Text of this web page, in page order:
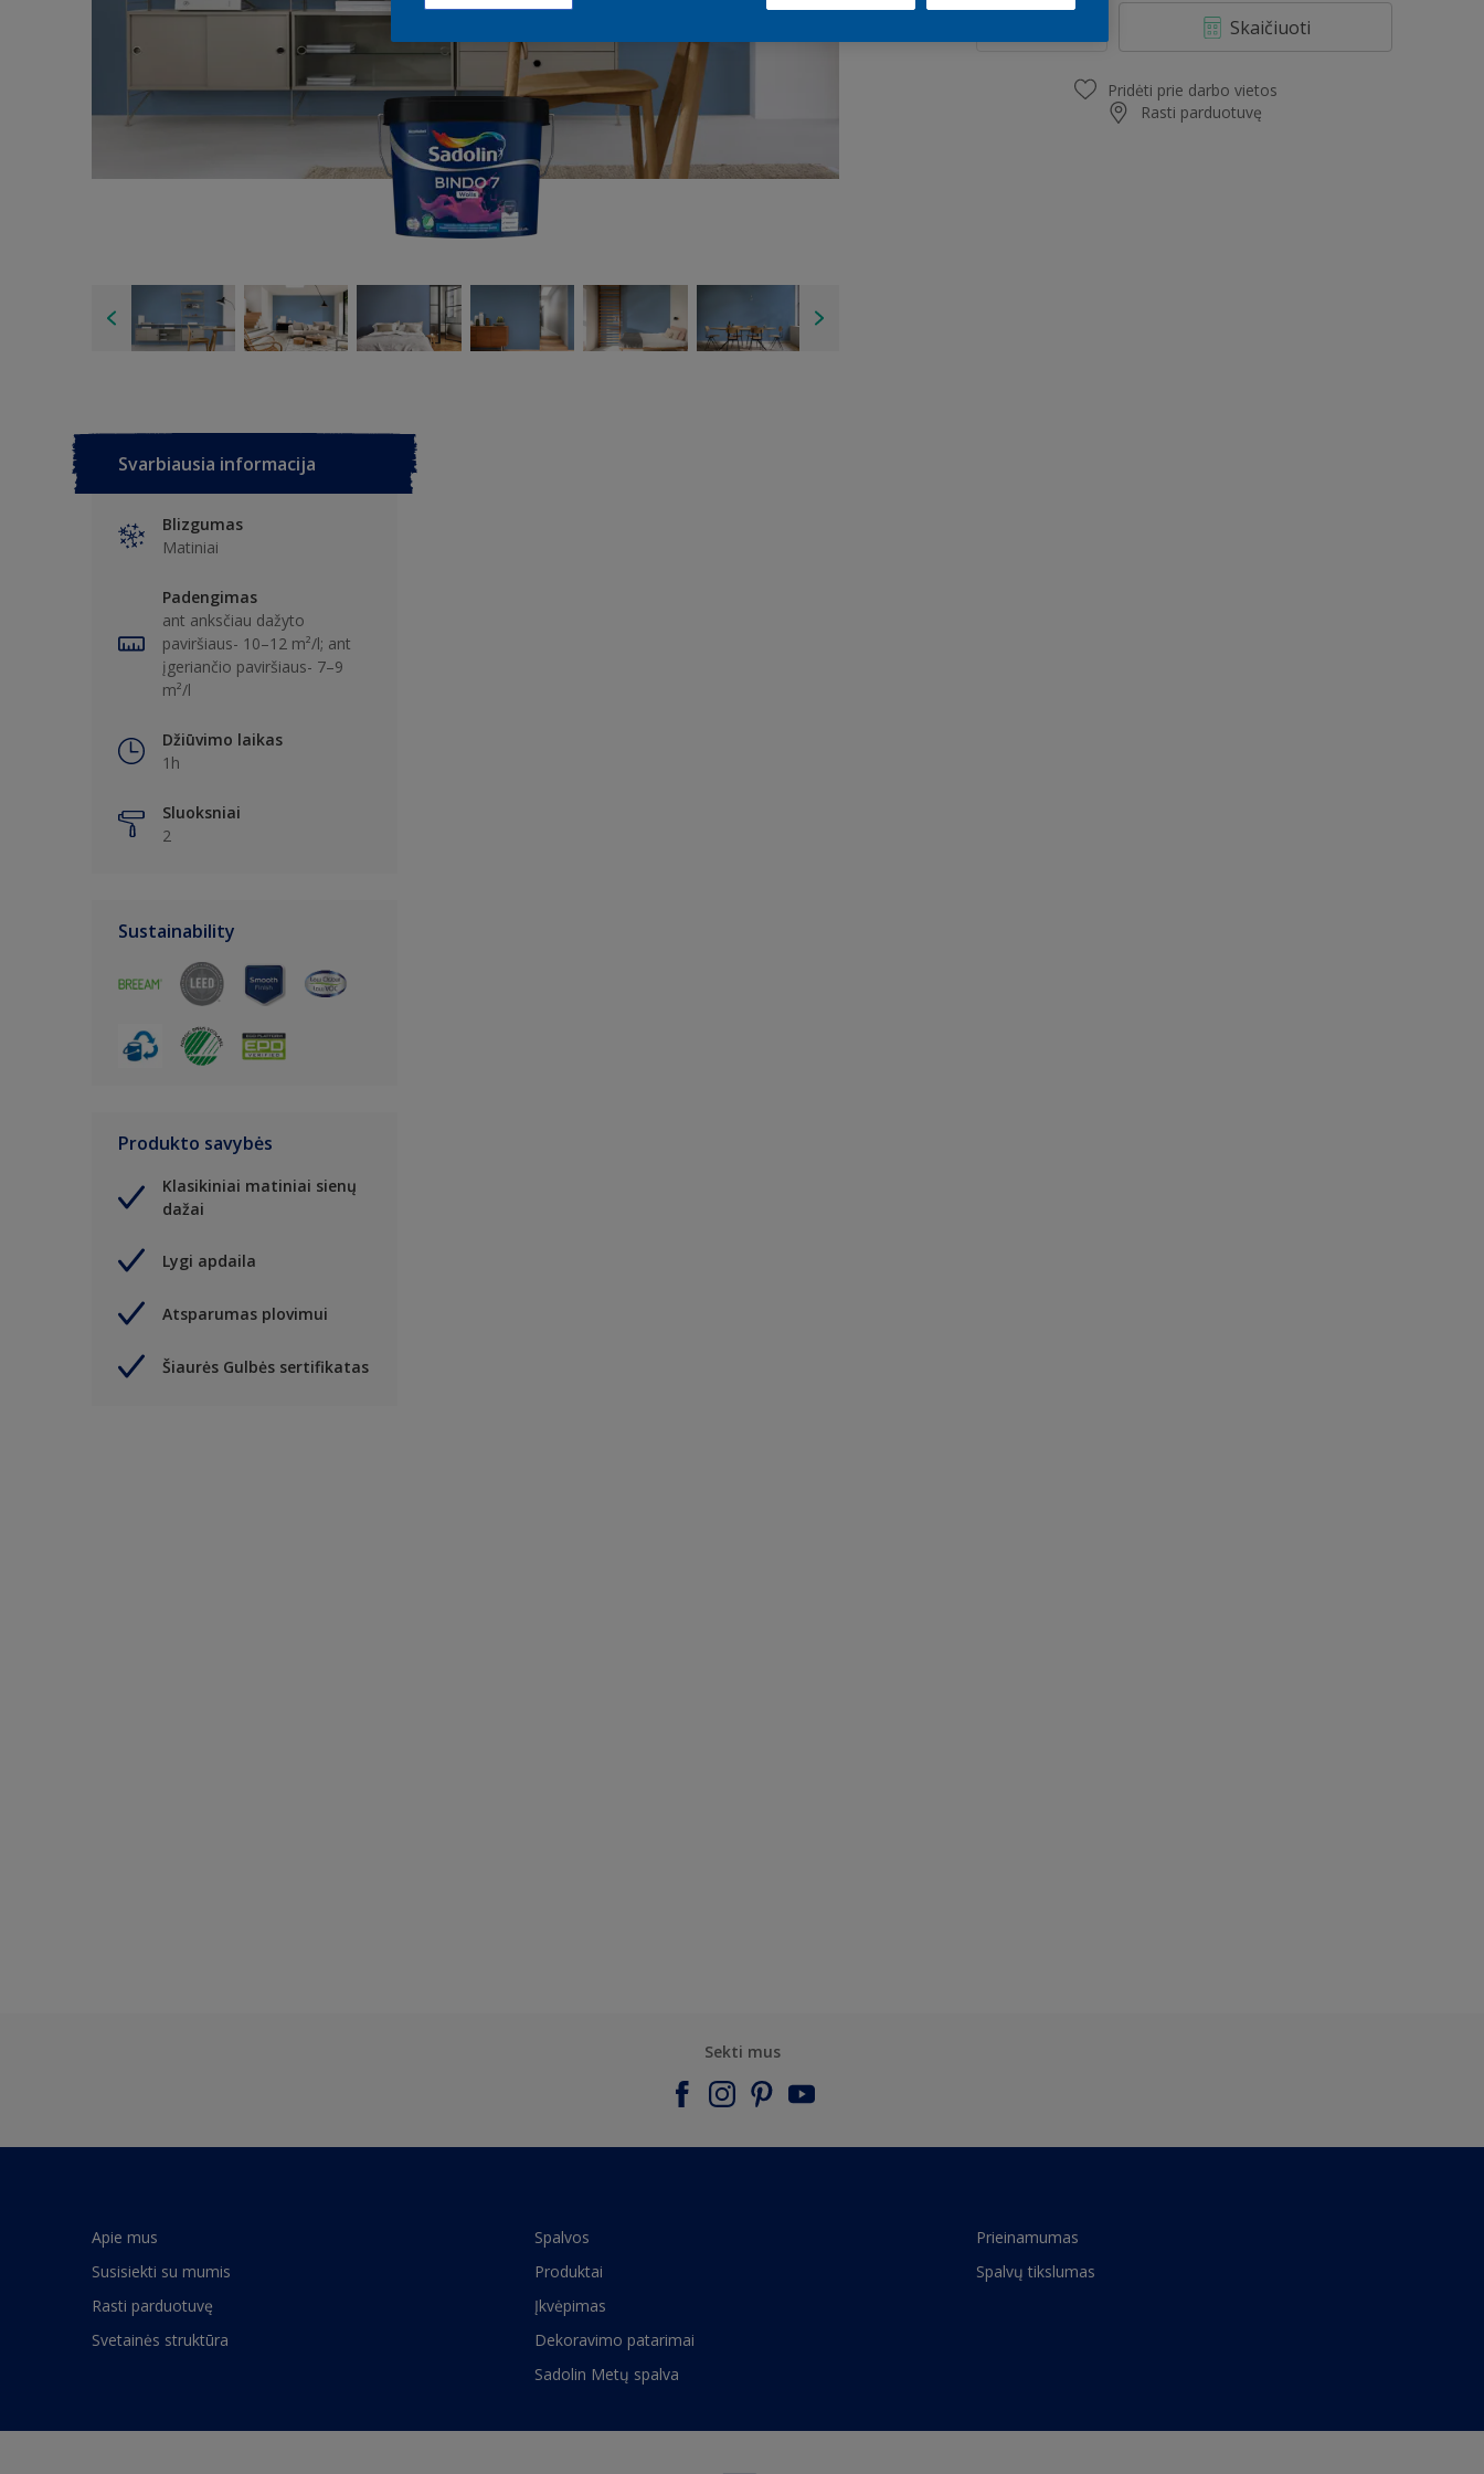
2,5 l
4,5 l
Skaičiuoti
Pridėti prie darbo vietos
Rasti parduotuvę
Svarbiausia informacija
Blizgumas
Matiniai
Padengimas
ant anksčiau dažyto
paviršiaus- 10–12 m²/l; ant
įgeriančio paviršiaus- 7–9
m²/l
Džiūvimo laikas
1h
Sluoksniai
2
Sustainability
Produkto savybės
Klasikiniai matiniai sienų
dažai
Lygi apdaila
Atsparumas plovimui
Šiaurės Gulbės sertifikatas
Sekti mus
Apie mus
Susisiekti su mumis
Rasti parduotuvę
Svetainės struktūra
Spalvos
Produktai
Įkvėpimas
Dekoravimo patarimai
Sadolin Metų spalva
Prieinamumas
Spalvų tikslumas